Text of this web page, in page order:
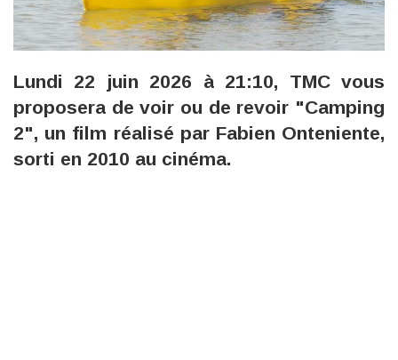
Lundi 22 juin 2026 à 21:10, TMC vous
proposera de voir ou de revoir "Camping
2", un film réalisé par Fabien Onteniente,
sorti en 2010 au cinéma.